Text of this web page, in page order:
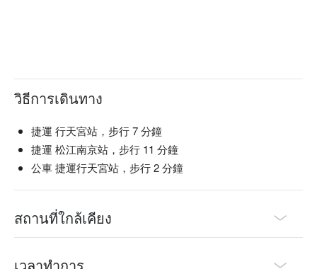
วิธีการเดินทาง
捷運 行天宮站，步行 7 分鐘
捷運 松江南京站，步行 11 分鐘
公車 捷運行天宮站，步行 2 分鐘
สถานที่ใกล้เคียง